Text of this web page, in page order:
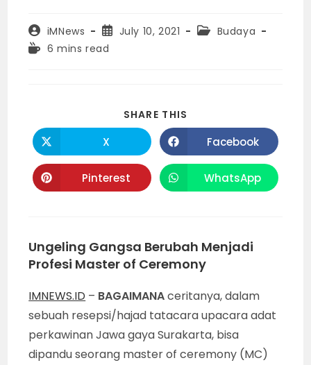
Post
author:
iMNews
Post
published:
July 10, 2021
PostBudaya
Reading
6 mins read
SHARE THIS
Opens
in
a
new
window
X Opens
in
a
new
window
Facebook
Opens
in
Pinterest Opens
in
WhatsApp
Ungeling Gangsa Berubah Menjadi
Profesi Master of Ceremony
IMNEWS.ID – BAGAIMANAceritanya, dalam
sebuah resepsi/hajad tatacara upacara adat
perkawinan Jawa gaya Surakarta, bisa
dipandu seorang master of ceremony (MC)